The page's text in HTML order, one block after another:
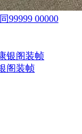
99999 00000
阁装帧